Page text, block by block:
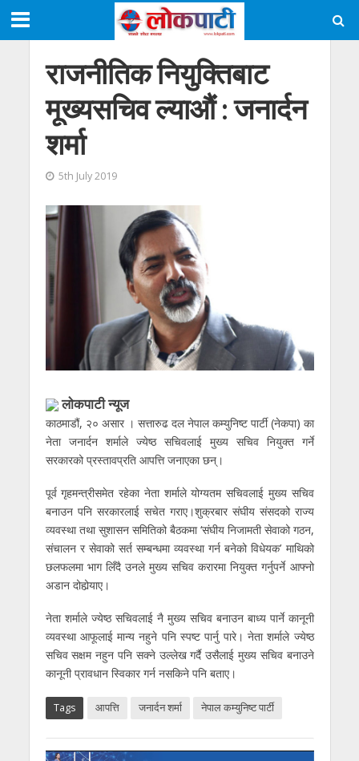
राजनीतिक नियुक्तिबाट
मूख्यसचिव ल्याऔं : जनार्दन
शर्मा
5th July 2019
लाेकपाटी न्यूज
काठमाडौं, २० असार । सत्तारुढ दल नेपाल कम्युनिष्ट पार्टी (नेकपा) का
नेता जनार्दन शर्माले ज्येष्ठ सचिवलाई मुख्य सचिव नियुक्त गर्ने
सरकारको प्रस्तावप्रति आपत्ति जनाएका छन्।
पूर्व गृहमन्त्रीसमेत रहेका नेता शर्माले योग्यतम सचिवलाई मुख्य सचिव
बनाउन पनि सरकारलाई सचेत गराए।शुक्रबार संघीय संसदको राज्य
व्यवस्था तथा सुशासन समितिको बैठकमा ‘संघीय निजामती सेवाको गठन,
संचालन र सेवाको सर्त सम्बन्धमा व्यवस्था गर्न बनेको विधेयक’ माथिको
छलफलमा भाग लिँदै उनले मुख्य सचिव करारमा नियुक्त गर्नुपर्ने आफ्नो
अडान दोहोर्‍याए।
नेता शर्माले ज्येष्ठ सचिवलाई नै मुख्य सचिव बनाउन बाध्य पार्ने कानूनी
व्यवस्था आफूलाई मान्य नहुने पनि स्पष्ट पार्नु पारे। नेता शर्माले ज्येष्ठ
सचिव सक्षम नहुन पनि सक्ने उल्लेख गर्दै उसैलाई मुख्य सचिव बनाउने
कानूनी प्रावधान स्विकार गर्न नसकिने पनि बताए।
Tags आपत्ति जनार्दन शर्मा नेपाल कम्युनिष्ट पार्टी